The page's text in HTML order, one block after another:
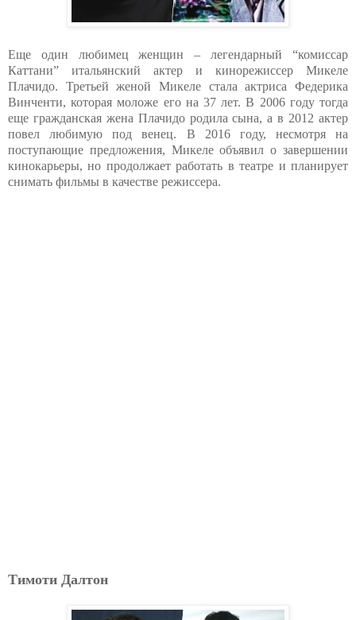
Еще один любимец женщин – легендарный “комиссар
Каттани” итальянский актер и кинорежиссер Микеле
Плачидо. Третьей женой Микеле стала актриса Федерика
Винченти, которая моложе его на 37 лет. В 2006 году тогда
еще гражданская жена Плачидо родила сына, а в 2012 актер
повел любимую под венец. В 2016 году, несмотря на
поступающие предложения, Микеле объявил о завершении
кинокарьеры, но продолжает работать в театре и планирует
снимать фильмы в качестве режиссера.
Тимоти Далтон